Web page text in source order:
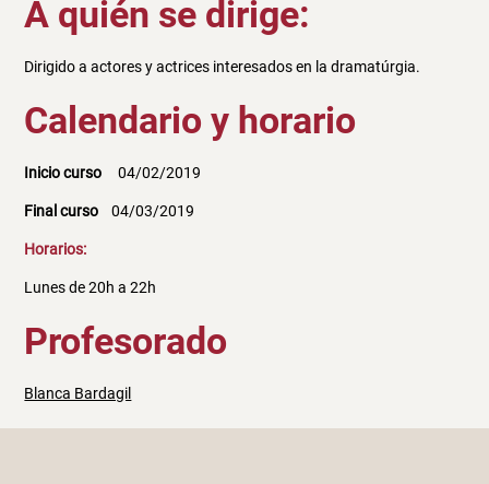
A quién se dirige:
Dirigido a actores y actrices interesados en la dramatúrgia.
Calendario y horario
Inicio curso 04/02/2019
Final curso 04/03/2019
Horarios:
Lunes de 20h a 22h
Profesorado
Blanca Bardagil